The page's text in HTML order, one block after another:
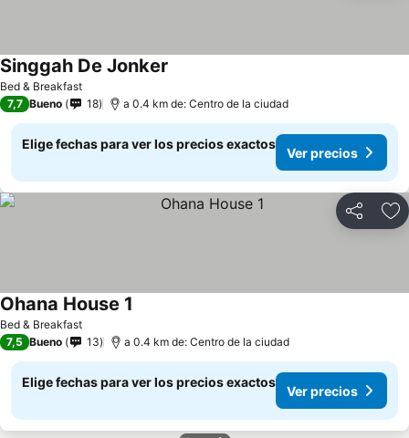
Bed & Breakfast
Singgah De Jonker
7,7 Bueno 18 a 0.4 km de: Centro de la ciudad
Elige fechas para ver los precios exactos
Ver precios
Compartir
Bed & Breakfast
Ohana House 1
7,5 Bueno 13 a 0.4 km de: Centro de la ciudad
Elige fechas para ver los precios exactos
Ver precios